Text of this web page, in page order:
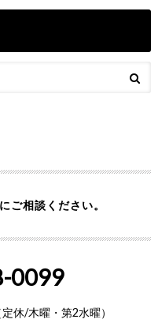
ご相談ください。
0099
休/木曜・第2水曜）